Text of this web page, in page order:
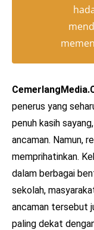
penerus yang
penuh kasih
ancaman. Namun,
memprihatinkan.
dalam berbagai
sekolah,
ancaman tersebut
paling dekat